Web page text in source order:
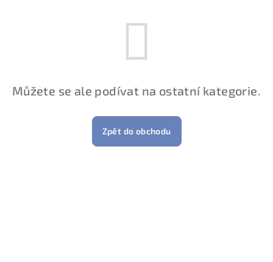
Můžete se ale podívat na ostatní kategorie.
Zpět do obchodu